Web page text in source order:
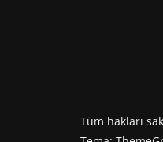
Tüm hakları